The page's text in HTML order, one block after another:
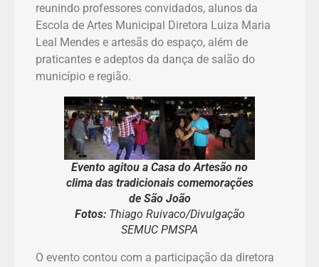
reunindo professores convidados, alunos da
Escola de Artes Municipal Diretora Luiza Maria
Leal Mendes e artesãs do espaço, além de
praticantes e adeptos da dança de salão do
município e região.
Evento agitou a Casa do Artesão no
clima das tradicionais comemorações
de São João
Fotos: Thiago Ruivaco/Divulgação
SEMUC PMSPA
O evento contou com a participação da diretora